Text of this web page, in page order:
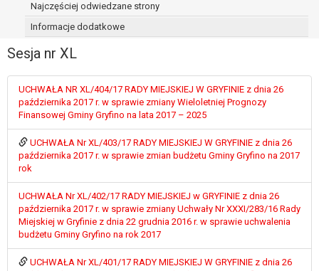
Najczęściej odwiedzane strony
Informacje dodatkowe
Sesja nr XL
UCHWAŁA NR XL/404/17 RADY MIEJSKIEJ W GRYFINIE z dnia 26
października 2017 r. w sprawie zmiany Wieloletniej Prognozy
Finansowej Gminy Gryfino na lata 2017 – 2025
UCHWAŁA Nr XL/403/17 RADY MIEJSKIEJ W GRYFINIE z dnia 26
października 2017 r. w sprawie zmian budżetu Gminy Gryfino na 2017
rok
UCHWAŁA Nr XL/402/17 RADY MIEJSKIEJ w GRYFINIE z dnia 26
października 2017 r. w sprawie zmiany Uchwały Nr XXXI/283/16 Rady
Miejskiej w Gryfinie z dnia 22 grudnia 2016 r. w sprawie uchwalenia
budżetu Gminy Gryfino na rok 2017
UCHWAŁA Nr XL/401/17 RADY MIEJSKIEJ W GRYFINIE z dnia 26
przetwarzanie danych odbywa się na
której dane dotyczą lub na podstawie
zautomatyzowany;
prawo sprzeciwu wobec przetwarzania
danych na podstawie art. 21 RODO, wobec
przetwarzania danych osobowych, którego
podstawą prawną jest:
niezbędność przetwarzania do
interesie publicznym lub w ramach
sprawowania władzy publicznej
powierzonej administratorowi bądź
niezbędność przetwarzania do celów
wynikających z prawnie